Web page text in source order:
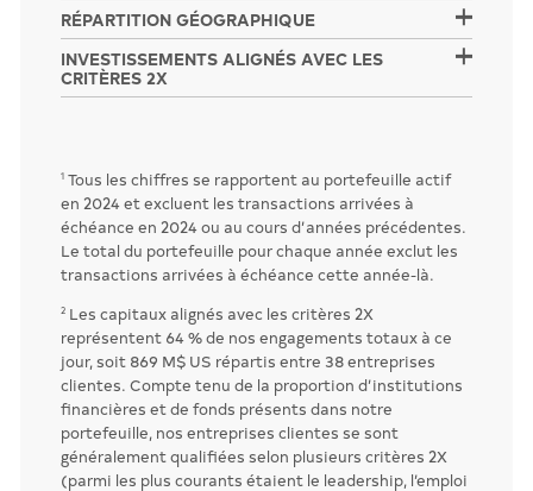
RÉPARTITION GÉOGRAPHIQUE
INVESTISSEMENTS ALIGNÉS AVEC LES
CRITÈRES 2X
1 Tous les chiffres se rapportent au portefeuille actif
en 2024 et excluent les transactions arrivées à
échéance en 2024 ou au cours d’années précédentes.
Le total du portefeuille pour chaque année exclut les
transactions arrivées à échéance cette année-là.
2 Les capitaux alignés avec les critères 2X
représentent 64 % de nos engagements totaux à ce
jour, soit 869 M$ US répartis entre 38 entreprises
clientes. Compte tenu de la proportion d’institutions
financières et de fonds présents dans notre
portefeuille, nos entreprises clientes se sont
généralement qualifiées selon plusieurs critères 2X
(parmi les plus courants étaient le leadership, l’emploi